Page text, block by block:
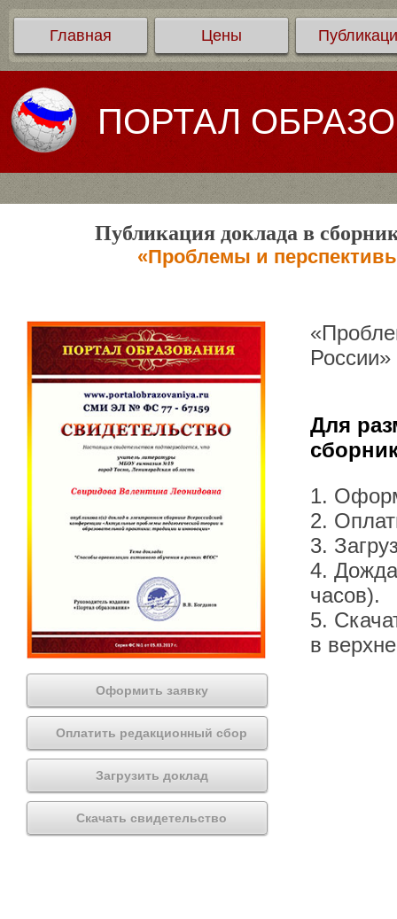
Главная Цены
ПОРТАЛ
Публикация доклада в
«Проблемы и
Оформить заявку
Оплатить редакционный сбор
Загрузить доклад
Скачать свидетельство
России»
Для
1.
2.
3.
4.
часов).
5.
в